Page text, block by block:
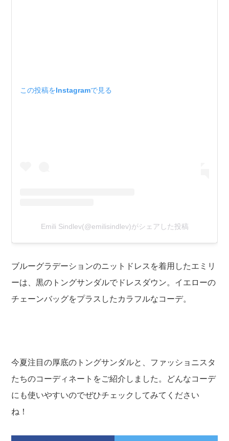
この投稿をInstagramで見る
Emili Sindlev(@emilisindlev)がシェアした投稿
ブルーグラデーションのニットドレスを着用したエミリ
ーは、黒のトングサンダルでドレスダウン。イエローの
チェーンバッグをプラスしたカラフルなコーデ。
今夏注目の厚底のトングサンダルと、ファッショニスタ
たちのコーディネートをご紹介しました。どんなコーデ
にも使いやすいのでぜひチェックしてみてください
ね！